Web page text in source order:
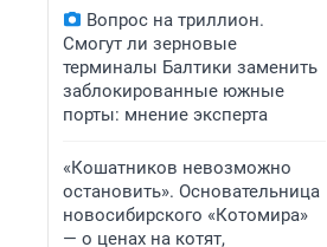
Вопрос на триллион.
Смогут ли зерновые
терминалы Балтики заменить
заблокированные южные
порты: мнение эксперта
«Кошатников невозможно
остановить». Основательница
новосибирского «Котомира»
— о ценах на котят,